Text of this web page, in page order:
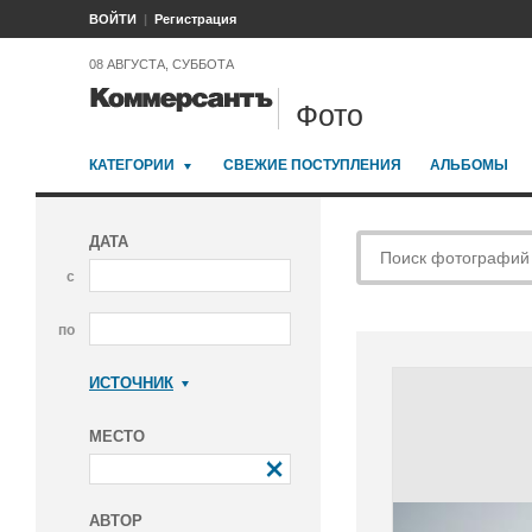
ВОЙТИ Регистрация
08 АВГУСТА, СУББОТА
Фото
КАТЕГОРИИ СВЕЖИЕ ПОСТУПЛЕНИЯ АЛЬБОМЫ
ДАТА
с
по
ИСТОЧНИК
МЕСТО
АВТОР